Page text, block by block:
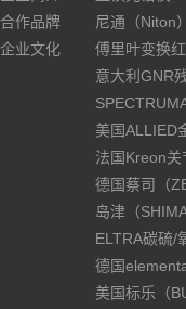
合作品牌
企业文化
尼通（Niton
傅里叶变换
意大利GNR
美国ALLIED
法国Kreon
德国蔡司（
岛津（
ELTRA碳硫/
德国
美国标乐（